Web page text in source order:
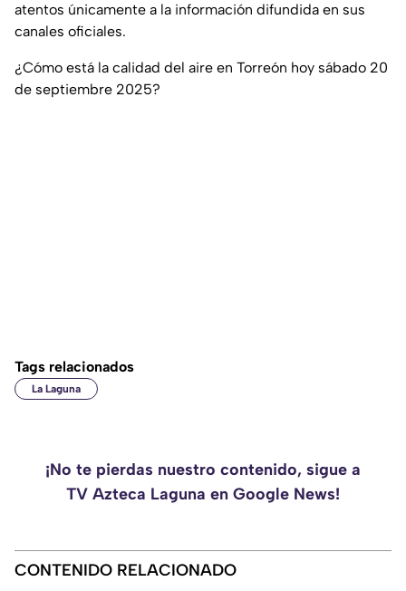
atentos únicamente a la información difundida en sus
canales oficiales.
¿Cómo está la calidad del aire en Torreón hoy sábado 20
de septiembre 2025?
Tags relacionados
La Laguna
¡No te pierdas nuestro contenido, sigue a
TV Azteca Laguna en Google News!
CONTENIDO RELACIONADO